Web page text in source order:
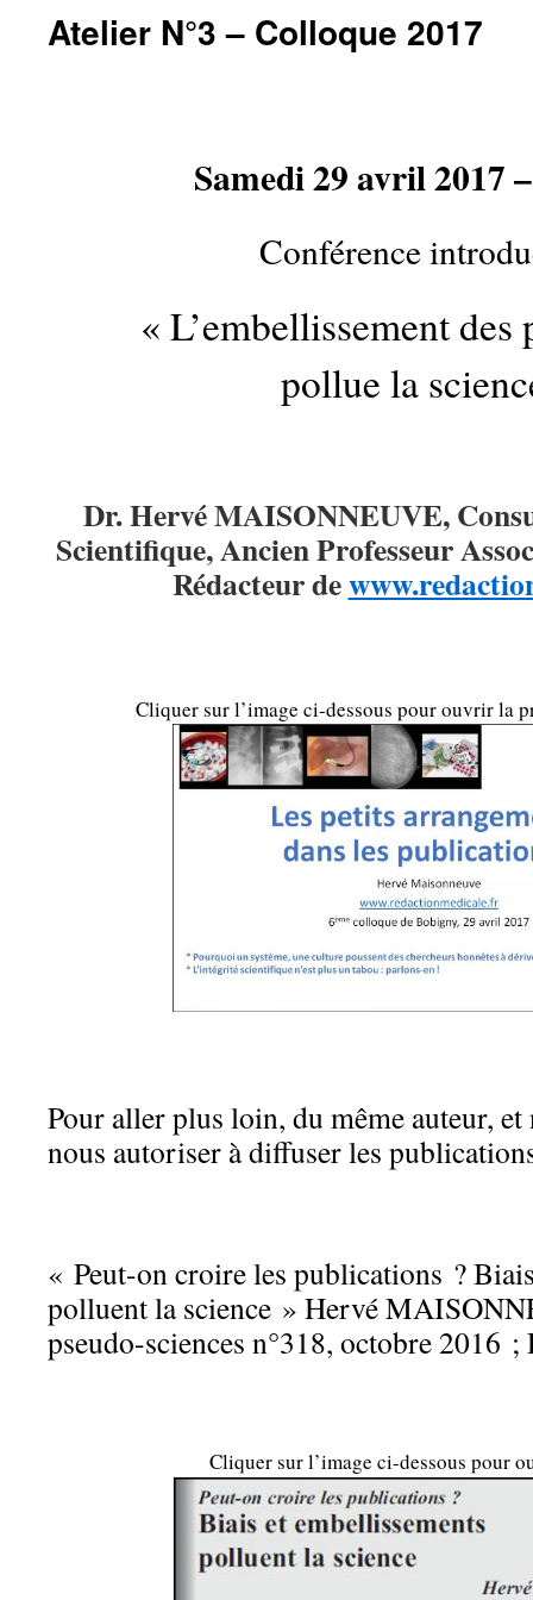
Atelier N°3 – Colloque 2017
Samedi 29 avril 2017
Conférence
« L’embellissement
pollue la
Dr.Hervé MAISONNEUVE,
Scientifique, Ancien Professeur
Rédacteur de
Cliquer sur l’image ci-dessous pour ouvrir la
Pour aller plus loin, du même auteur,
nous autoriser à diffuser les
« Peut-on croire les publications ?
polluent la science » Hervé
pseudo-sciences n°318, octobre 2016 ;
Cliquer sur l’image ci-dessous pour